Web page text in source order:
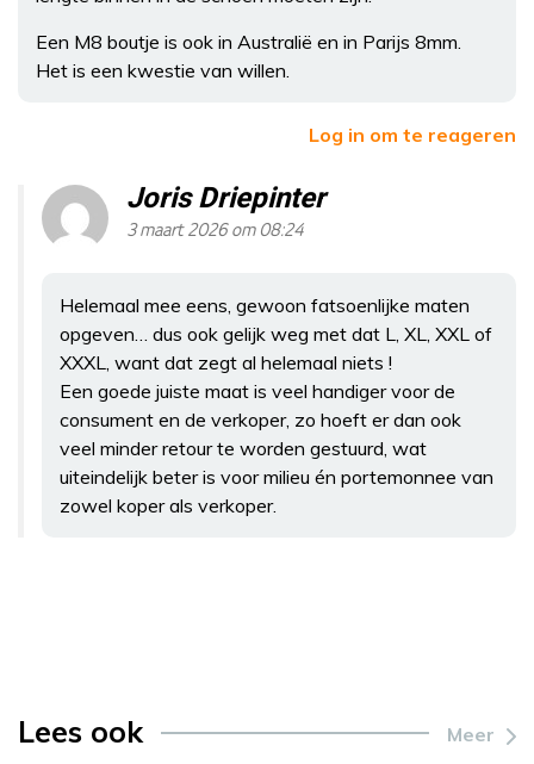
Een M8 boutje is ook in Australië en in Parijs 8mm.
Het is een kwestie van willen.
Log in om te reageren
Joris Driepinter
3 maart 2026 om 08:24
Helemaal mee eens, gewoon fatsoenlijke maten
opgeven… dus ook gelijk weg met dat L, XL, XXL of
XXXL, want dat zegt al helemaal niets !
Een goede juiste maat is veel handiger voor de
consument en de verkoper, zo hoeft er dan ook
veel minder retour te worden gestuurd, wat
uiteindelijk beter is voor milieu én portemonnee van
zowel koper als verkoper.
Lees ook Meer